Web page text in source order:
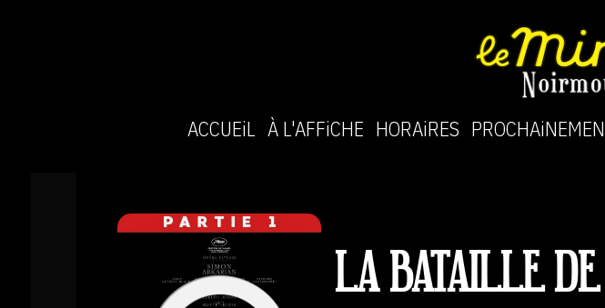
ACCUEiL À L'AFFiCHE HORAiRES
LA BATAILLE